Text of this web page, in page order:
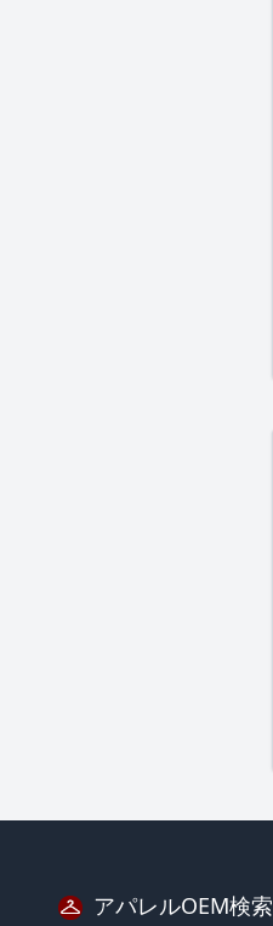
アパレルOEM検索